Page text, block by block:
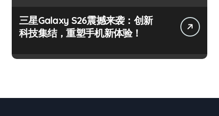
三星Galaxy S26震撼来袭：创新
科技集结，重塑手机新体验！